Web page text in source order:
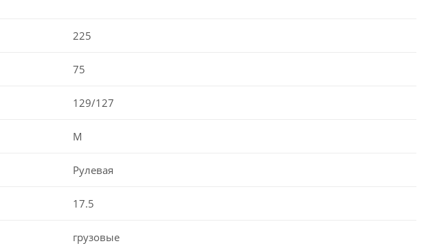
225
75
129/127
M
Рулевая
17.5
грузовые